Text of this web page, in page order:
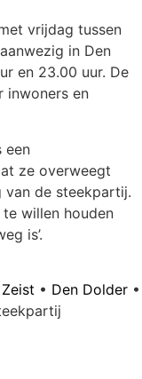
vrijdag tussen
in Den
en 23.00 uur. De
inwoners en
een
ze overweegt
van de steekpartij.
willen houden
is’.
Zeist • Den Dolder •